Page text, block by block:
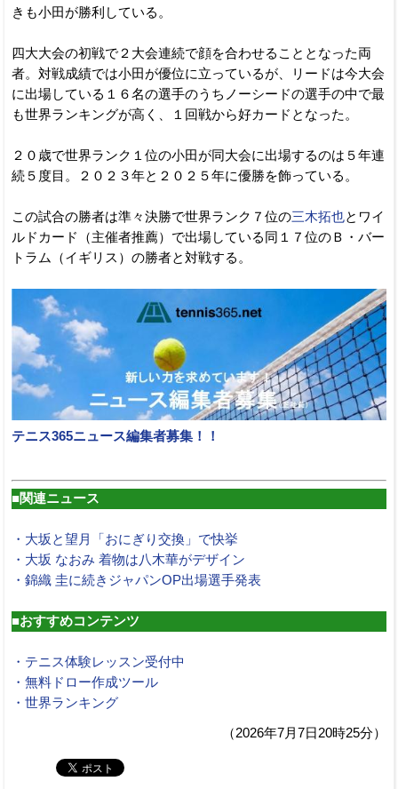
きも小田が勝利している。
四大大会の初戦で２大会連続で顔を合わせることとなった両
者。対戦成績では小田が優位に立っているが、リードは今大会
に出場している１６名の選手のうちノーシードの選手の中で最
も世界ランキングが高く、１回戦から好カードとなった。
２０歳で世界ランク１位の小田が同大会に出場するのは５年連
続５度目。２０２３年と２０２５年に優勝を飾っている。
この試合の勝者は準々決勝で世界ランク７位の三木拓也とワイ
ルドカード（主催者推薦）で出場している同１７位のＢ・バー
トラム（イギリス）の勝者と対戦する。
テニス365ニュース編集者募集！！
■関連ニュース
・大坂と望月「おにぎり交換」で快挙
・大坂 なおみ 着物は八木華がデザイン
・錦織 圭に続きジャパンOP出場選手発表
■おすすめコンテンツ
・テニス体験レッスン受付中
・無料ドロー作成ツール
・世界ランキング
（2026年7月7日20時25分）